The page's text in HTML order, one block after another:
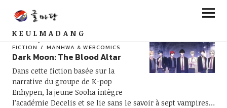
KEULMADANG
CHRONIQUES
FANTASY & SCIENCE-
FICTION
MANHWA & WEBCOMICS
Dark Moon: The Blood Altar
Dans cette fiction basée sur la
narrative du groupe de K-pop
Enhypen, la jeune Sooha intègre
l’académie Decelis et se lie sans le savoir à sept vampires…